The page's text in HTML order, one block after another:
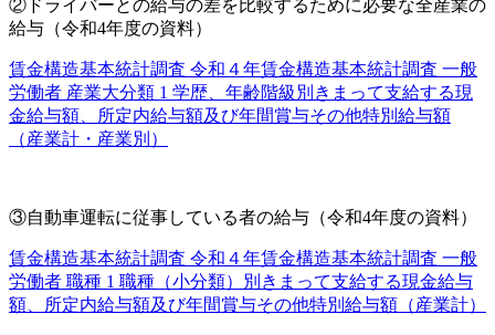
②ドライバーとの給与の差を比較するために必要な全産業の
給与（令和4年度の資料）
賃金構造基本統計調査 令和４年賃金構造基本統計調査 一般
労働者 産業大分類 1 学歴、年齢階級別きまって支給する現
金給与額、所定内給与額及び年間賞与その他特別給与額
（産業計・産業別）
③自動車運転に従事している者の給与（令和4年度の資料）
賃金構造基本統計調査 令和４年賃金構造基本統計調査 一般
労働者 職種 1 職種（小分類）別きまって支給する現金給与
額、所定内給与額及び年間賞与その他特別給与額（産業計）